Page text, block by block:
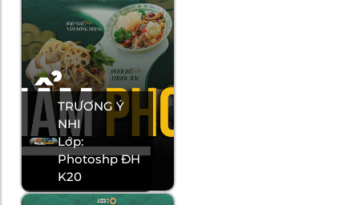
TRƯƠNG Ý
NHI
Lớp:
Photoshp ĐH
K20